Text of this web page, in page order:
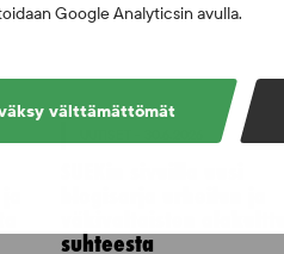
Google Analyticsin avulla.
välttämättömät
suhteesta